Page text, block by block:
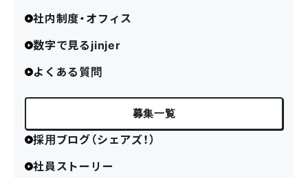
社内制度・オフィス
数字で見るjinjer
よくある質問
募集一覧
採用ブログ（シェアズ！）
社員ストーリー